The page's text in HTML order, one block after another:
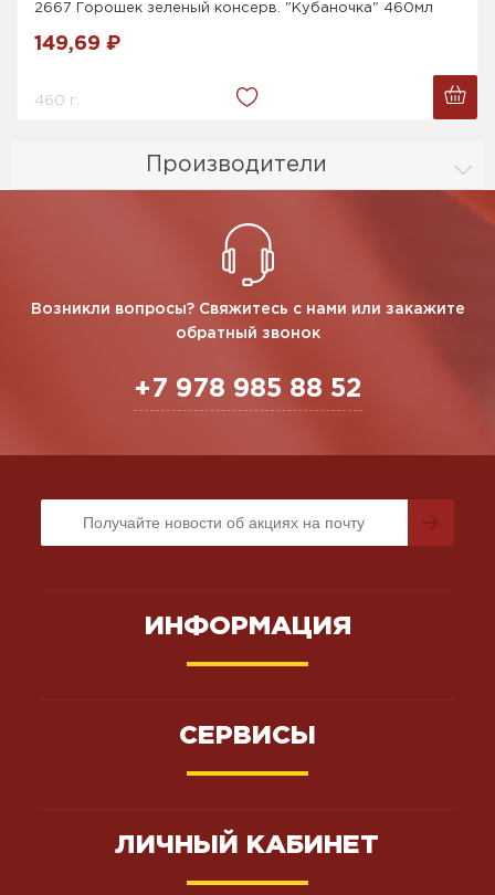
Производители
2667 Горошек зеленый консерв. "Кубаночка" 460мл
149,69 ₽
460 г.
Возникли вопросы? Свяжитесь с нами или закажите
обратный звонок
+7 978 985 88 52
ИНФОРМАЦИЯ
СЕРВИСЫ
ЛИЧНЫЙ КАБИНЕТ